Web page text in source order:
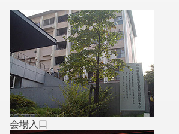
会場入口